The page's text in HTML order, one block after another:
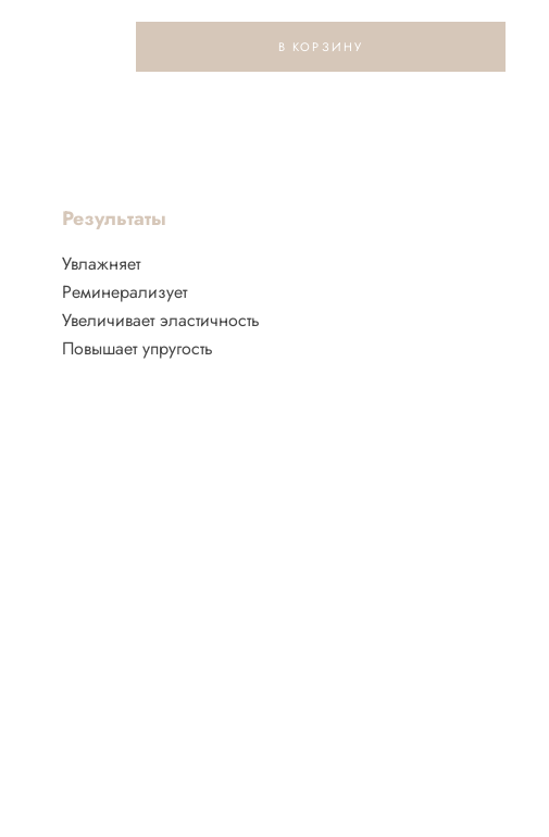
В КОРЗИНУ
Результаты
Увлажняет
Реминерализует
Увеличивает эластичность
Повышает упругость